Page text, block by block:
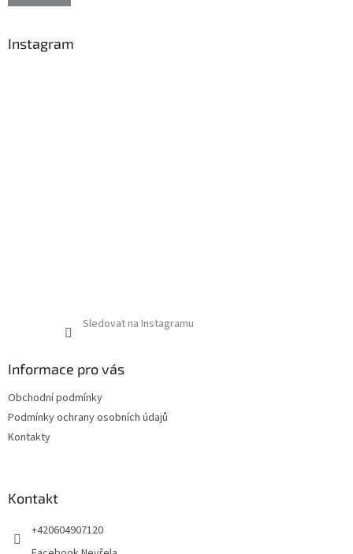
Instagram
Sledovat na Instagramu
Informace pro vás
Obchodní podmínky
Podmínky ochrany osobních údajů
Kontakty
Kontakt
+420604907120